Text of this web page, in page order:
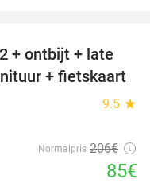
59%
+ ontbijt + late
+ fietskaart
9.5 star
Normalpris 206€
85€